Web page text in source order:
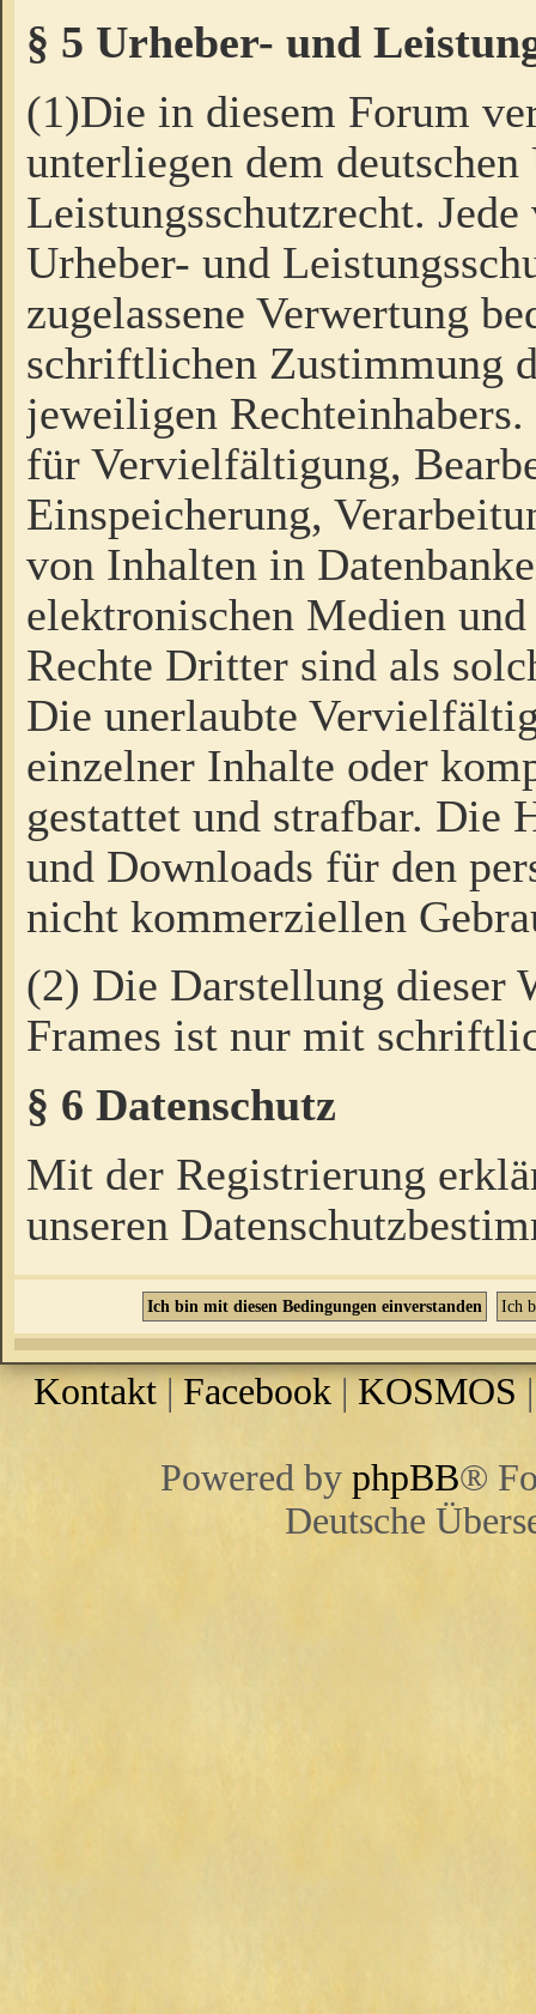
§ 5 Urheber- und
(1)Die in diesem Forum
unterliegen dem
Leistungsschutzrecht.
Urheber- und
zugelassene Verwertung
schriftlichen Zustimmung
jeweiligen
für Vervielfältigung,
Einspeicherung,
von Inhalten in
elektronischen Medien
Rechte Dritter sind als
Die unerlaubte
einzelner Inhalte oder
gestattet und strafbar. Die
und Downloads für den
nicht kommerziellen
(2) Die Darstellung dieser
Frames ist nur mit
§ 6 Datenschutz
Mit der Registrierung
unseren
Kontakt |Facebook | KOSMOS
Powered by phpBB®
Deutsche